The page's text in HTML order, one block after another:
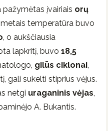
įvairiais orų
temperatūra buvo
, o aukščiausia
lapkritį, buvo 18,5
gilūs ciklonai,
gali sukelti stiprius vėjus.
netgi uraganinis vėjas,
A. Bukantis.